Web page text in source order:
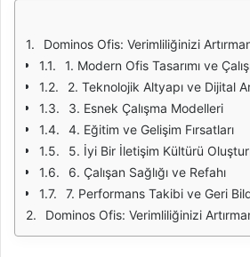
Dominos Ofis: Verimliliğinizi
1. Modern Ofis Tasarımı ve
2. Teknolojik Altyapı ve Dijital
3. Esnek Çalışma Modelleri
4. Eğitim ve Gelişim Fırsatları
5. İyi Bir İletişim Kültürü
6. Çalışan Sağlığı ve Refahı
7. Performans Takibi ve Geri
Dominos Ofis: Verimliliğinizi